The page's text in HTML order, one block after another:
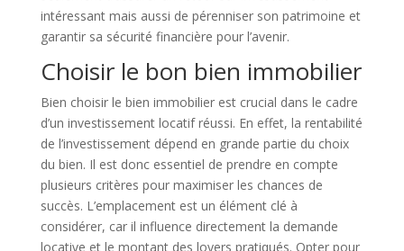
intéressant mais aussi de pérenniser son patrimoine et
garantir sa sécurité financière pour l’avenir.
Choisir le bon bien immobilier
Bien choisir le bien immobilier est crucial dans le cadre
d’un investissement locatif réussi. En effet, la rentabilité
de l’investissement dépend en grande partie du choix
du bien. Il est donc essentiel de prendre en compte
plusieurs critères pour maximiser les chances de
succès. L’emplacement est un élément clé à
considérer, car il influence directement la demande
locative et le montant des loyers pratiqués. Opter pour